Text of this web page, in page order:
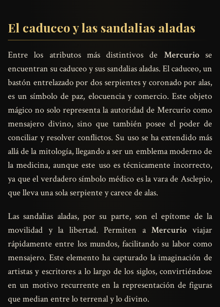
El caduceo y las sandalias aladas
Entre los atributos más distintivos de Mercuriose
encuentran su caduceo y sus sandalias aladas. El caduceo, un
bastón entrelazado por dos serpientes y coronado por alas,
es un símbolo de paz, elocuencia y comercio. Este objeto
mágico no solo representa la autoridad de Mercurio como
mensajero divino, sino que también posee el poder de
conciliar y resolver conflictos. Su uso se ha extendido más
allá de la mitología, llegando a ser un emblema moderno de
la medicina, aunque este uso es técnicamente incorrecto,
ya que el verdadero símbolo médico es la vara de Asclepio,
que lleva una sola serpiente y carece de alas.
Las sandalias aladas, por su parte, son el epítome de la
movilidad y la libertad. Permiten aMercurio viajar
rápidamente entre los mundos, facilitando su labor como
mensajero. Este elemento ha capturado la imaginación de
artistas y escritores a lo largo de los siglos, convirtiéndose
en un motivo recurrente en la representación de figuras
que median entre lo terrenal y lo divino.